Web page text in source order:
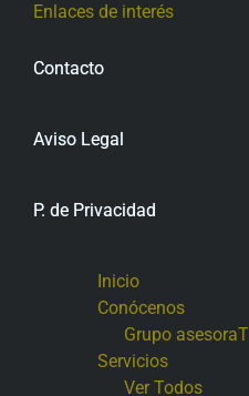
Enlaces de interés
Contacto
Aviso Legal
P. de Privacidad
Inicio
Conócenos
Grupo asesoraT
Servicios
Ver Todos